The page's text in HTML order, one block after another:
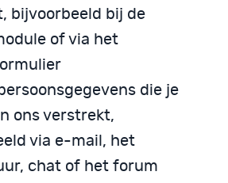
bijvoorbeeld bij de
of via het
die je
ons verstrekt,
via e-mail, het
chat of het forum